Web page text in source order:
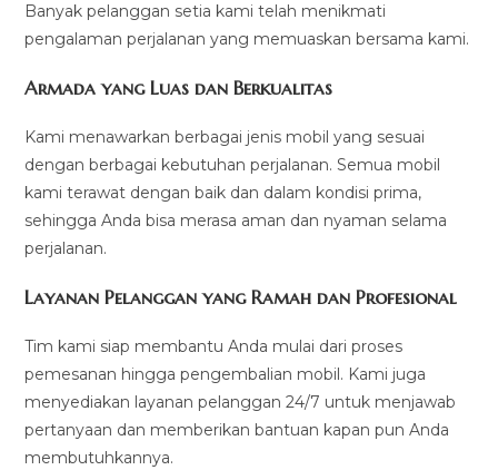
Banyak pelanggan setia kami telah menikmati
pengalaman perjalanan yang memuaskan bersama kami.
Armada yang Luas dan Berkualitas
Kami menawarkan berbagai jenis mobil yang sesuai
dengan berbagai kebutuhan perjalanan. Semua mobil
kami terawat dengan baik dan dalam kondisi prima,
sehingga Anda bisa merasa aman dan nyaman selama
perjalanan.
Layanan Pelanggan yang Ramah dan Profesional
Tim kami siap membantu Anda mulai dari proses
pemesanan hingga pengembalian mobil. Kami juga
menyediakan layanan pelanggan 24/7 untuk menjawab
pertanyaan dan memberikan bantuan kapan pun Anda
membutuhkannya.